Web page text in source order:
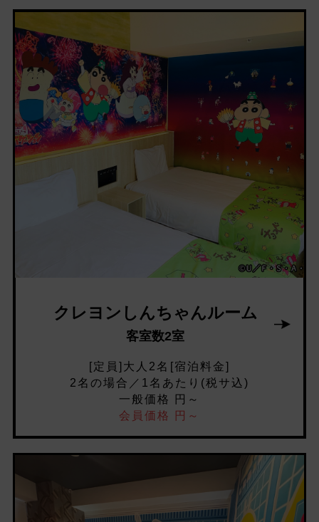
クレヨンしんちゃんルーム
客室数2室
[定員]大人2名[宿泊料金]
2名の場合／1名あたり(税サ込)
一般価格 円～
会員価格 円～